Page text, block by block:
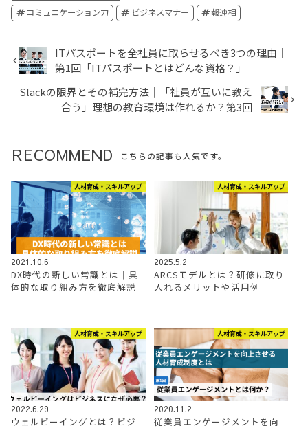
コミュニケーション力
ビジネスマナー 報連相
ITパスポートを全社員に取らせるべき3つの理由│
第1回「ITパスポートとはどんな資格？」
Slackの限界とその補完方法│「社員が互いに教え
合う」理想の教育環境は作れるか？第3回
RECOMMEND こちらの記事も人気です。
人材育成・スキルアップ
2021.10.6
DX時代の新しい常識とは｜具
体的な取り組み方を徹底解説
人材育成・スキルアップ
2025.5.2
ARCSモデルとは？研修に取り
入れるメリットや活用例
人材育成・スキルアップ
2022.6.29
ウェルビーイングとは？ビジ
人材育成・スキルアップ
2020.11.2
従業員エンゲージメントを向